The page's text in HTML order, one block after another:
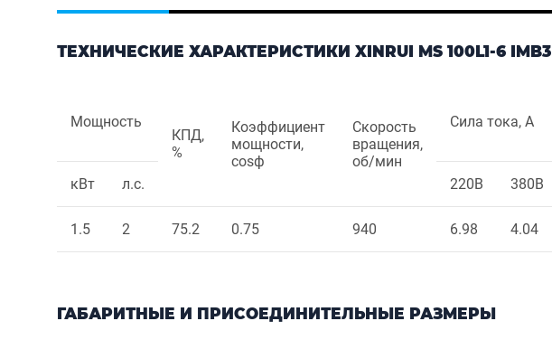
ТЕХНИЧЕСКИЕ ХАРАКТЕРИСТИКИ XINRUI MS 100L1-6 IMB3
Мощность
КПД,
%
Коэффициент
мощности,
cosф
Скорость
вращения,
об/мин
Сила тока, А
кВт л.с. 220В 380В
1.5 2 75.2 0.75 940 6.98 4.04
ГАБАРИТНЫЕ И ПРИСОЕДИНИТЕЛЬНЫЕ РАЗМЕРЫ